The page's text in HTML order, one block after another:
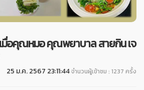
เมื่อคุณหมอ คุณพยาบาล สายกิน เจ
25 ม.ค. 2567 23:11:44จำนวนผู้เข้าชม : 1237 ครั้ง